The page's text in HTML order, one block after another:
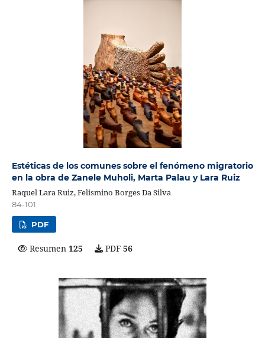
Estéticas de los comunes sobre el fenómeno migratorio
en la obra de Zanele Muholi, Marta Palau y Lara Ruiz
Raquel Lara Ruiz, Felismino Borges Da Silva
84-101
PDF
Resumen 125 PDF 56